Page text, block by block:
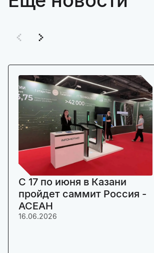
C 17 по июня в Казани
пройдет саммит Россия -
АСЕАН
16.06.2026